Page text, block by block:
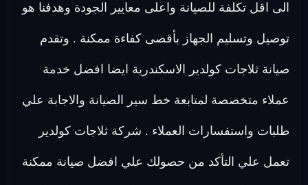
الى اقل تكلفة للصيانة واعلى معايير الجودة وهدفنا هو
توصيل وتسليم الجهاز بأقصى كفاءة ممكنة . وتقدم
صيانة ثلاجات كولدير الاسكندرية ايضا افضل خدمة
عملاء متخصصة لمتابعة خط سير الصيانة والاجابة علي
طلبات واستفسارات العملاء . شركة ثلاجات كولدير
تعمل علي التأكد من حصولك علي افضل صيانة ممكنة